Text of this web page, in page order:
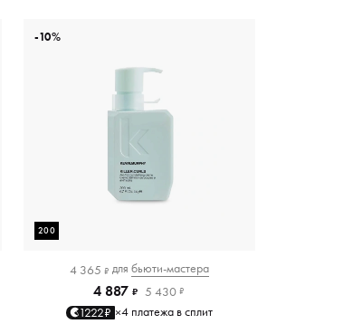
200
4 365 ₽ для бьюти-мастера
4 887 ₽ 5 430 ₽
1222₽ ×4 платежа в сплит
-10%